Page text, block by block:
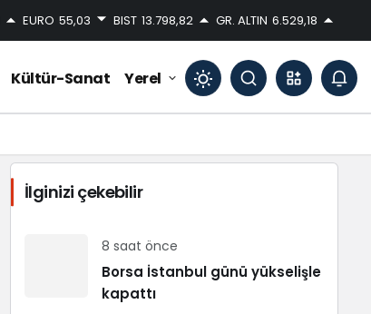
EURO 55,03 BIST 13.798,82 GR. ALTIN 6.529,18
Kültür-Sanat Yerel
Mod
değiştir
Gündüz modunu seçin.
İlginizi çekebilir
8 saat önce
Borsa İstanbul günü yükselişle
kapattı